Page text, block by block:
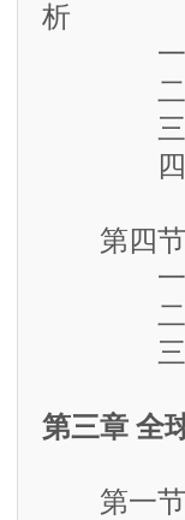
析
一、
二、
三、
四、
第四节
一、
二、
三、产
第三章 全
第一节